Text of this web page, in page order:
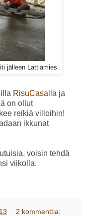
jälleen Lattiamies.
RisuCasalla ja
on ollut
reikiä villoihin!
ikkunat
voisin tehdä
viikolla.
2 kommenttia: